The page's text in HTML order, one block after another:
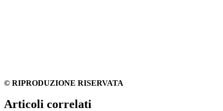
© RIPRODUZIONE RISERVATA
Articoli correlati